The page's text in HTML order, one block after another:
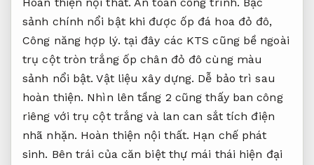
sảnh chính nổi bật khi được ốp đá hoa đỏ đô,
Công năng hợp lý. tại đây các KTS cũng bề ngoài
trụ cột tròn trắng ốp chân đỏ đô cùng màu
sảnh nổi bật.Vật liệu xây dựng. Dễ bảo trì sau
hoàn thiện. Nhìn lên tầng 2 cũng thấy ban công
riêng với trụ cột trắng và lan can sắt tích điện
nhã nhặn. Hoàn thiện nội thất. Hạn chế phát
sinh. Bên trái của căn biệt thự mái thái hiện đại